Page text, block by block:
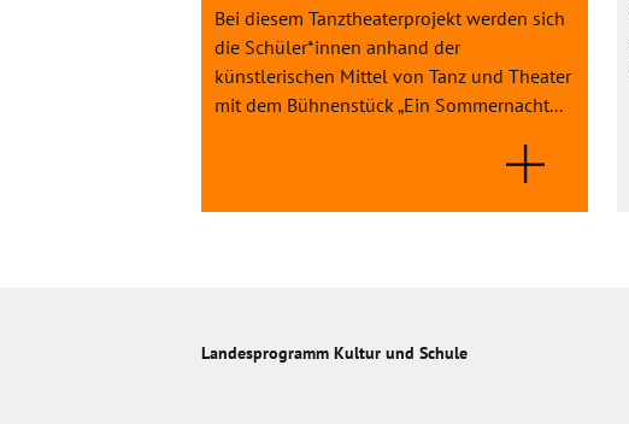
Bei diesem Tanztheaterprojekt werden sich
die Schüler*innen anhand der
künstlerischen Mittel von Tanz und Theater
mit dem Bühnenstück „Ein Sommernacht...
Landesprogramm Kultur und Schule